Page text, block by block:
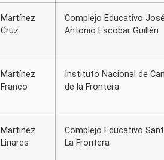
Martínez
Cruz
Complejo Educativo
Antonio Escobar Guillén
Martínez
Franco
Instituto Nacional de
de la Frontera
Martínez
Linares
Complejo Educativo
La Frontera